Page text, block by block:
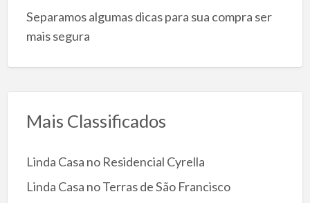
Separamos algumas dicas para sua compra ser
mais segura
Mais Classificados
Linda Casa no Residencial Cyrella
Linda Casa no Terras de São Francisco